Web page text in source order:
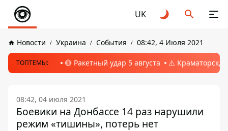
UK
Новости Украина События 08:42, 4 Июля 2021
ТОПТЕМЫ: 🔴 Ракетный удар 5 августа ⚠️ Краматорск,
08:42, 04 июля 2021
Боевики на Донбассе 14 раз нарушили
режим «тишины», потерь нет